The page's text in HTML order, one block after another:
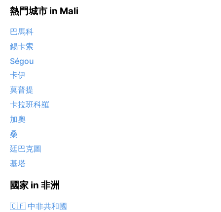
熱門城市 in Mali
巴馬科
錫卡索
Ségou
卡伊
莫普提
卡拉班科羅
加奧
桑
廷巴克圖
基塔
國家 in 非洲
🇨🇫 中非共和國